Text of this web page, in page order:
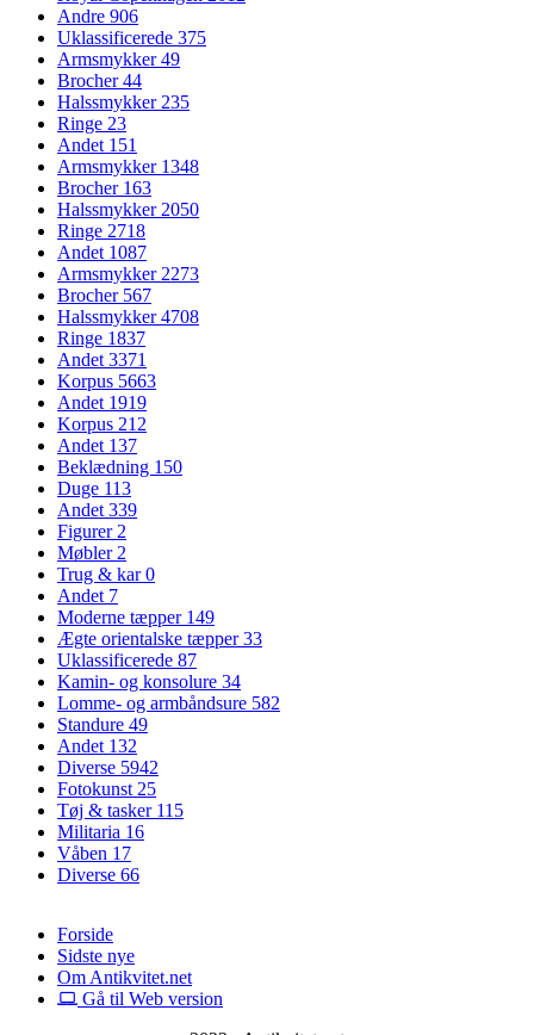
Andre 906
Uklassificerede 375
Armsmykker49
Brocher44
Halssmykker235
Ringe 23
Andet 151
Armsmykker 1348
Brocher 163
Halssmykker2050
Ringe 2718
Andet 1087
Armsmykker2273
Brocher 567
Halssmykker4708
Ringe 1837
Andet3371
Korpus 5663
Andet 1919
Korpus 212
Andet 137
Beklædning 150
Duge 113
Andet339
Figurer2
Møbler2
Trug & kar0
Andet 7
Moderne tæpper 149
Ægte orientalske tæpper33
Uklassificerede 87
Kamin- og konsolure 34
Lomme- og armbåndsure 582
Standure 49
Andet 132
Diverse 5942
Fotokunst25
Tøj & tasker 115
Militaria 16
Våben 17
Diverse 66
Forside
Sidste nye
Om Antikvitet.net
Gå til Web version